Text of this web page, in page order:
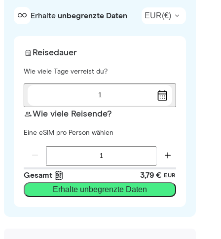
Erhalte unbegrenzte Daten EUR(€)
Reisedauer
Wie viele Tage verreist du?
1
Wie viele Reisende?
Eine eSIM pro Person wählen
Gesamt 3,79 € EUR
Erhalte unbegrenzte Daten